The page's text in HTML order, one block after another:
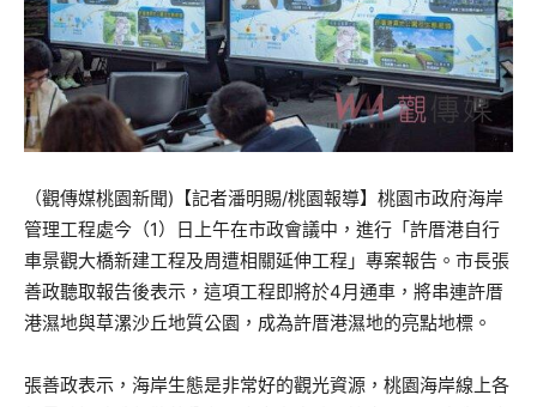
（觀傳媒桃園新聞)【記者潘明賜/桃園報導】桃園市政府海岸
管理工程處今（1）日上午在市政會議中，進行「許厝港自行
車景觀大橋新建工程及周遭相關延伸工程」專案報告。市長張
善政聽取報告後表示，這項工程即將於4月通車，將串連許厝
港濕地與草漯沙丘地質公園，成為許厝港濕地的亮點地標。
張善政表示，海岸生態是非常好的觀光資源，桃園海岸線上各